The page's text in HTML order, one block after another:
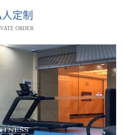
定制
ORDER